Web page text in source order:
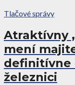
Tlačové správy
Atraktívny
mení
definitívne
železnici